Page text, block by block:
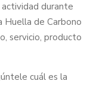
durante
Huella de Carbono
servicio, producto
cuál es la